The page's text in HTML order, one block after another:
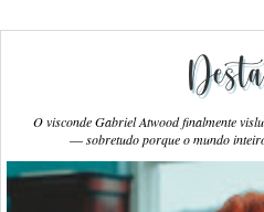
O visconde Gabriel Atwood finalmente
― sobretudo porque o mundo